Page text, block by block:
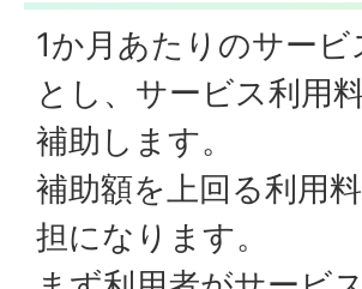
1か月あたりのサー
とし、サービス利用
補助します。
補助額を上回る利用
担になります。